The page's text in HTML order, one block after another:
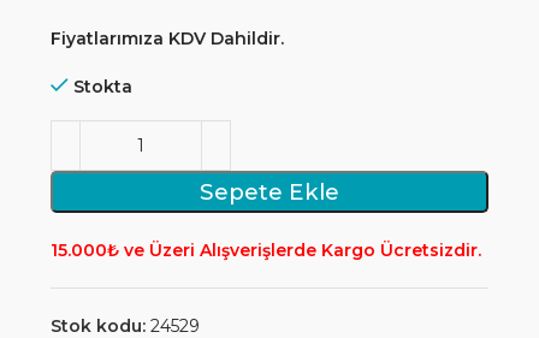
Fiyatlarımıza KDV Dahildir.
Stokta
Sepete Ekle
15.000₺ ve Üzeri Alışverişlerde Kargo Ücretsizdir.
Stok kodu: 24529